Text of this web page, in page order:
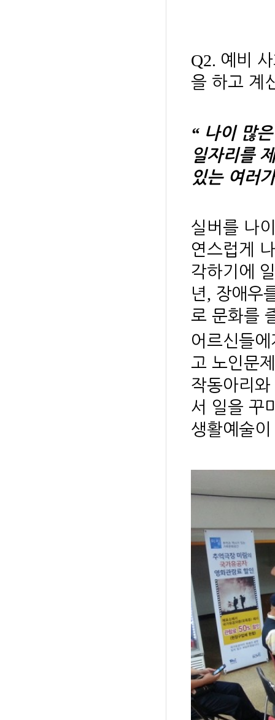
Q2. 예비
을 하고 계
“ 나이 많
일자리를
있는 여러
실버를 나
연스럽게
각하기에
년, 장애우
로 문화를
어르신들
고 노인문
작동아리
서 일을 꾸
생활예술